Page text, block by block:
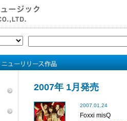
2007年 1月発売
2007.01.24
Foxxi misQ